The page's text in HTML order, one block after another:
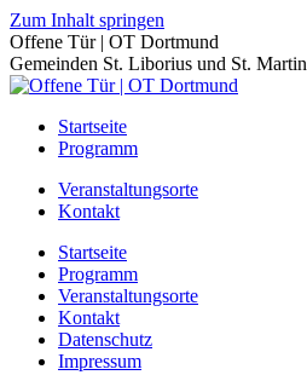
Zum Inhalt springen
Offene Tür | OT Dortmund
Gemeinden St. Liborius und St. Martin
Startseite
Programm
Veranstaltungsorte
Kontakt
Startseite
Programm
Veranstaltungsorte
Kontakt
Datenschutz
Impressum